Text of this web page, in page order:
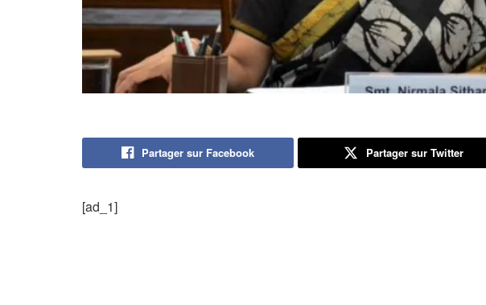
Partager sur Facebook Partager sur Twitter
[ad_1]